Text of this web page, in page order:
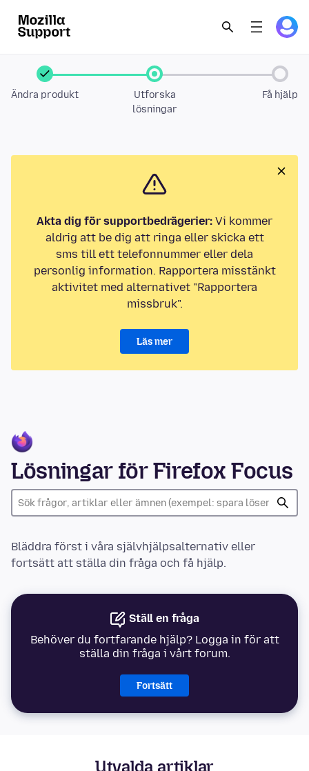
Ändra produkt
Utforska
lösningar
Få hjälp
Akta dig för supportbedrägerier: Vi kommer
aldrig att be dig att ringa eller skicka ett
sms till ett telefonnummer eller dela
personlig information. Rapportera misstänkt
aktivitet med alternativet "Rapportera
missbruk".
Läs mer
Lösningar för Firefox Focus
Bläddra först i våra självhjälpsalternativ eller
fortsätt att ställa din fråga och få hjälp.
Ställ en fråga
Behöver du fortfarande hjälp? Logga in för att
ställa din fråga i vårt forum.
Fortsätt
Utvalda artiklar